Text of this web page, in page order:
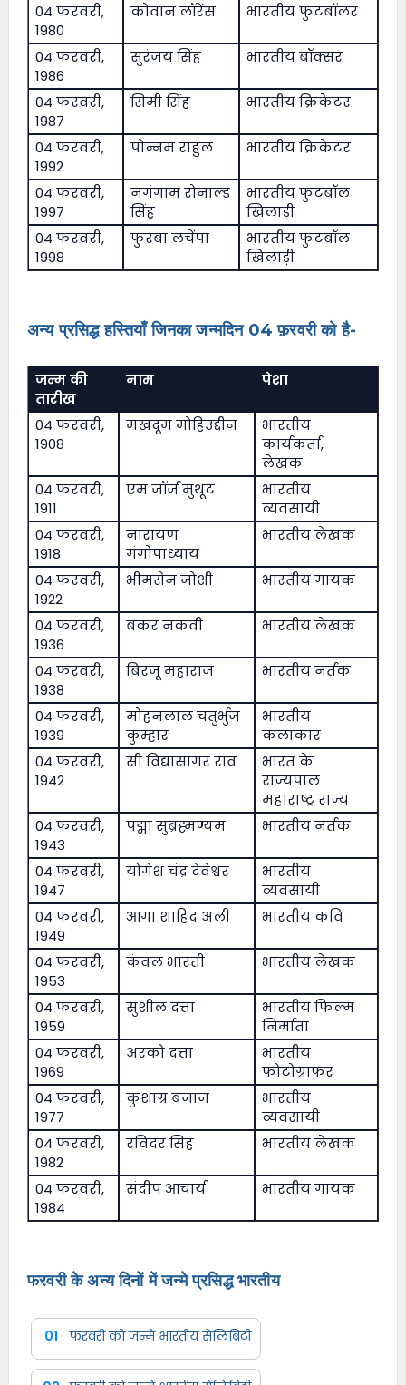
04 फरवरी,
1980
कोवान लॉरेंस भारतीय फुटबॉलर
04 फरवरी,
1986
सुरंजय सिंह भारतीय बॉक्सर
04 फरवरी,
1987
सिमी सिंह भारतीय क्रिकेटर
04 फरवरी,
1992
पोन्नम राहुल भारतीय क्रिकेटर
04 फरवरी,
1997
नगंगाम रोनाल्ड
सिंह
भारतीय फुटबॉल
खिलाड़ी
04 फरवरी,
1998
फुरबा लचेंपा
भारतीय फुटबॉल
खिलाड़ी
अन्य प्रसिद्ध हस्तियाँ जिनका जन्मदिन 04 फ़रवरी को है-
जन्म की
तारीख
नाम पेशा
04 फरवरी,
1908
मखदूम मोहिउद्दीन
भारतीय
कार्यकर्ता,
लेखक
04 फरवरी,
1911
एम जॉर्ज मुथूट
भारतीय
व्यवसायी
04 फरवरी,
1918
नारायण
गंगोपाध्याय
भारतीय लेखक
04 फरवरी,
1922
भीमसेन जोशी भारतीय गायक
04 फरवरी,
1936
बकर नकवी भारतीय लेखक
04 फरवरी,
1938
बिरजू महाराज भारतीय नर्तक
04 फरवरी,
1939
मोहनलाल चतुर्भुज
कुम्हार
भारतीय
कलाकार
04 फरवरी,
1942
सी विद्यासागर राव
भारत के
राज्यपाल
महाराष्ट्र राज्य
04 फरवरी,
1943
पद्मा सुब्रह्मण्यम भारतीय नर्तक
04 फरवरी,
1947
योगेश चंद्र देवेश्वर
भारतीय
व्यवसायी
04 फरवरी,
1949
आगा शाहिद अली भारतीय कवि
04 फरवरी,
1953
कंवल भारती भारतीय लेखक
04 फरवरी,
1959
सुशील दत्ता
भारतीय फिल्म
निर्माता
04 फरवरी,
1969
अरको दत्ता
भारतीय
फोटोग्राफर
04 फरवरी,
1977
कुशाग्र बजाज
भारतीय
व्यवसायी
04 फरवरी,
1982
रविंदर सिंह भारतीय लेखक
04 फरवरी,
1984
संदीप आचार्य भारतीय गायक
फरवरी के अन्य दिनों में जन्मे प्रसिद्ध भारतीय
01 फरवरी को जन्मे भारतीय सेलिब्रिटी